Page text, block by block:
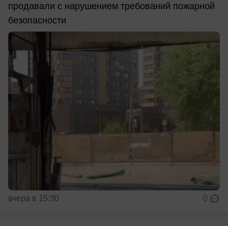
продавали с нарушением требований пожарной
безопасности
вчера в 15:30 0